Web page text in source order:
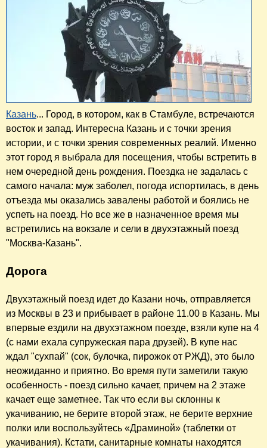
Казань... Город, в котором, как в Стамбуле, встречаются
восток и запад. Интересна Казань и с точки зрения
истории, и с точки зрения современных реалий. Именно
этот город я выбрала для посещения, чтобы встретить в
нем очередной день рождения. Поездка не задалась с
самого начала: муж заболел, погода испортилась, в день
отъезда мы оказались завалены работой и боялись не
успеть на поезд. Но все же в назначенное время мы
встретились на вокзале и сели в двухэтажный поезд
"Москва-Казань".
Дорога
Двухэтажный поезд идет до Казани ночь, отправляется
из Москвы в 23 и прибывает в районе 11.00 в Казань. Мы
впервые ездили на двухэтажном поезде, взяли купе на 4
(с нами ехала супружеская пара друзей). В купе нас
ждал "сухпай" (сок, булочка, пирожок от РЖД), это было
неожиданно и приятно. Во время пути заметили такую
особенность - поезд сильно качает, причем на 2 этаже
качает еще заметнее. Так что если вы склонны к
укачиванию, не берите второй этаж, не берите верхние
полки или воспользуйтесь «Драминой» (таблетки от
укачивания). Кстати, санитарные комнаты находятся